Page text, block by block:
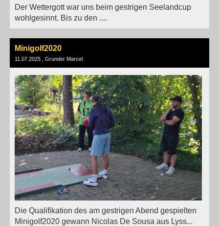
Der Wettergott war uns beim gestrigen Seelandcup
wohlgesinnt. Bis zu den ....
Minigolf2020
11.07.2025 , Grunder Marcel
Die Qualifikation des am gestrigen Abend gespielten
Minigolf2020 gewann Nicolas De Sousa aus Lyss...